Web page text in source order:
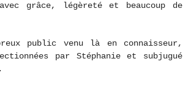
grâce, légèreté et beaucoup de
public venu là en connaisseur,
par Stéphanie et subjugué